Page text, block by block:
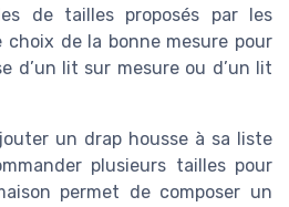
de tailles proposés par les
de la bonne mesure pour
d’un lit sur mesure ou d’un lit
un drap housse à sa liste
plusieurs tailles pour
permet de composer un